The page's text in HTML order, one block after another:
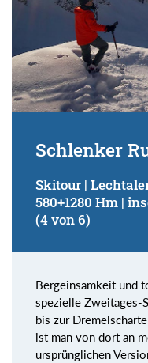
Schlenker
Skitour |
580+1280 Hm |
(4 von 6)
Bergeinsamkeit und
spezielle Zweitages-
bis zur
ist man von dort an
ursprünglichen